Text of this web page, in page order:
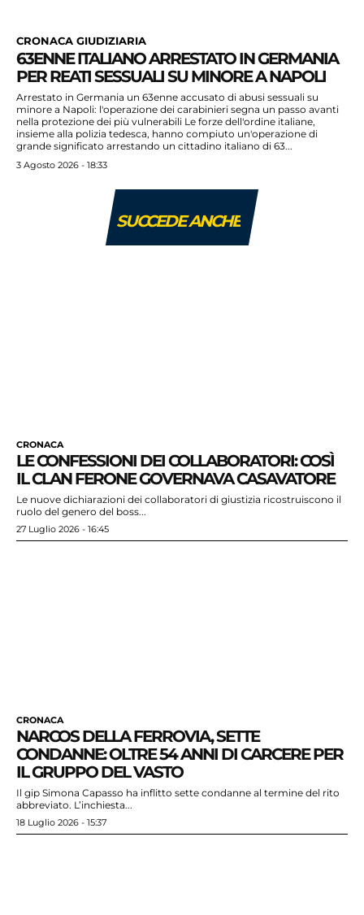
CRONACA GIUDIZIARIA
63ENNE ITALIANO ARRESTATO IN GERMANIA
PER REATI SESSUALI SU MINORE A NAPOLI
Arrestato in Germania un 63enne accusato di abusi sessuali su
minore a Napoli: l'operazione dei carabinieri segna un passo avanti
nella protezione dei più vulnerabili Le forze dell'ordine italiane,
insieme alla polizia tedesca, hanno compiuto un'operazione di
grande significato arrestando un cittadino italiano di 63...
3 Agosto 2026 - 18:33
SUCCEDE ANCHE
CRONACA
LE CONFESSIONI DEI COLLABORATORI: COSÌ
IL CLAN FERONE GOVERNAVA CASAVATORE
Le nuove dichiarazioni dei collaboratori di giustizia ricostruiscono il
ruolo del genero del boss...
27 Luglio 2026 - 16:45
CRONACA
NARCOS DELLA FERROVIA, SETTE
CONDANNE: OLTRE 54 ANNI DI CARCERE PER
IL GRUPPO DEL VASTO
Il gip Simona Capasso ha inflitto sette condanne al termine del rito
abbreviato. L’inchiesta...
18 Luglio 2026 - 15:37